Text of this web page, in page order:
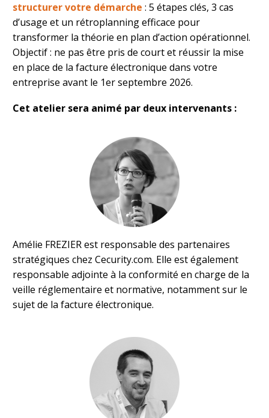
structurer votre démarche : 5 étapes clés, 3 cas
d’usage et un rétroplanning efficace pour
transformer la théorie en plan d’action opérationnel.
Objectif : ne pas être pris de court et réussir la mise
en place de la facture électronique dans votre
entreprise avant le 1er septembre 2026.
Cet atelier sera animé par deux intervenants :
Amélie FREZIER est responsable des partenaires
stratégiques chez Cecurity.com. Elle est également
responsable adjointe à la conformité en charge de la
veille réglementaire et normative, notamment sur le
sujet de la facture électronique.